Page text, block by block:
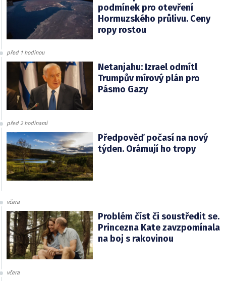
podmínek pro otevření
Hormuzského průlivu. Ceny
ropy rostou
před 1 hodinou
Netanjahu: Izrael odmítl
Trumpův mírový plán pro
Pásmo Gazy
před 2 hodinami
Předpověď počasí na nový
týden. Orámují ho tropy
včera
Problém číst či soustředit se.
Princezna Kate zavzpomínala
na boj s rakovinou
včera